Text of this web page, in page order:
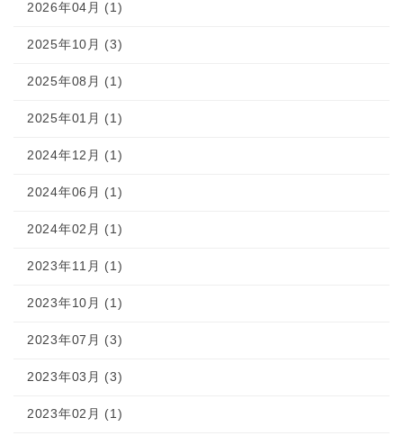
2026年04月 (1)
2025年10月 (3)
2025年08月 (1)
2025年01月 (1)
2024年12月 (1)
2024年06月 (1)
2024年02月 (1)
2023年11月 (1)
2023年10月 (1)
2023年07月 (3)
2023年03月 (3)
2023年02月 (1)